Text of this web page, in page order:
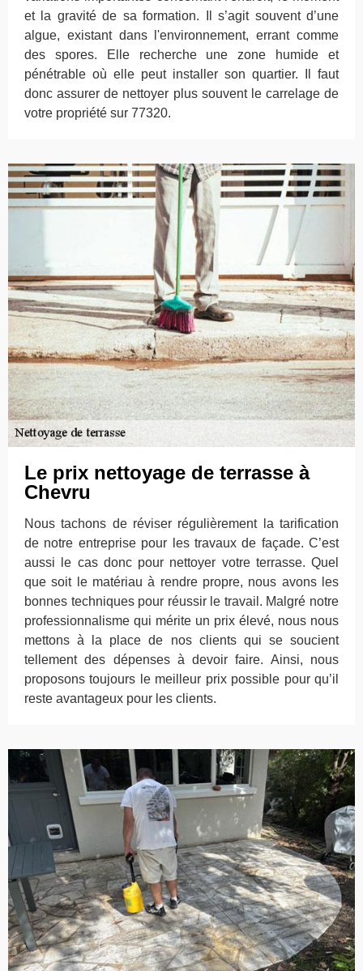
et la gravité de sa formation. Il s’agit souvent d’une
algue, existant dans l'environnement, errant comme
des spores. Elle recherche une zone humide et
pénétrable où elle peut installer son quartier. Il faut
donc assurer de nettoyer plus souvent le carrelage de
votre propriété sur 77320.
Le prix nettoyage de terrasse à
Chevru
Nous tachons de réviser régulièrement la tarification
de notre entreprise pour les travaux de façade. C’est
aussi le cas donc pour nettoyer votre terrasse. Quel
que soit le matériau à rendre propre, nous avons les
bonnes techniques pour réussir le travail. Malgré notre
professionnalisme qui mérite un prix élevé, nous nous
mettons à la place de nos clients qui se soucient
tellement des dépenses à devoir faire. Ainsi, nous
proposons toujours le meilleur prix possible pour qu’il
reste avantageux pour les clients.